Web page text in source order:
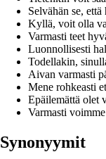
Selvähän se,
Kyllä, voit olla
Varmasti teet
Luonnollisesti
Todellakin,
Aivan varmasti
Mene rohkeasti
Epäilemättä olet
Varmasti
Synonyymit